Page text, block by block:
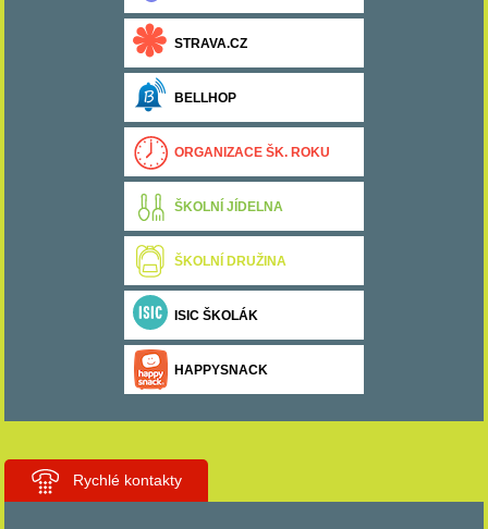
STRAVA.CZ
BELLHOP
ORGANIZACE ŠK. ROKU
ŠKOLNÍ JÍDELNA
ŠKOLNÍ DRUŽINA
ISIC ŠKOLÁK
HAPPYSNACK
Rychlé kontakty